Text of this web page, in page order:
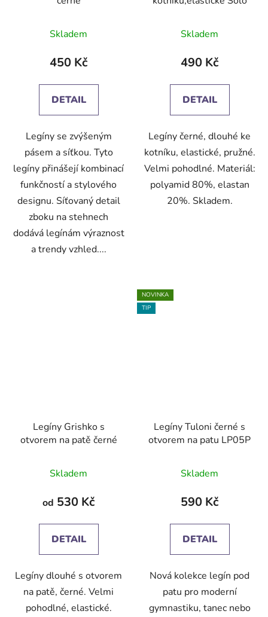
Skladem
450 Kč
DETAIL
Legíny se zvýšeným
pásem a síťkou. Tyto
legíny přinášejí kombinací
funkčností a stylového
designu. Síťovaný detail
zboku na stehnech
dodává legínám výraznost
a trendy vzhled....
Skladem
490 Kč
DETAIL
Legíny černé, dlouhé ke
kotníku, elastické, pružné.
Velmi pohodlné. Materiál:
polyamid 80%, elastan
20%. Skladem.
Legíny Grishko s
otvorem na patě černé
hodnocení
produktu
4,5
z
hvězdiček.
Skladem
od 530 Kč
DETAIL
Legíny dlouhé s otvorem
na patě, černé. Velmi
pohodlné, elastické.
NOVINKA
TIP
Legíny Tuloni černé s
otvorem na patu LP05P
Skladem
590 Kč
DETAIL
Nová kolekce legín pod
patu pro moderní
gymnastiku, tanec nebo